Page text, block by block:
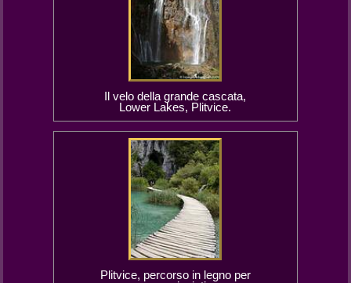
Il velo della grande cascata,
Lower Lakes, Plitvice.
Plitvice, percorso in legno per